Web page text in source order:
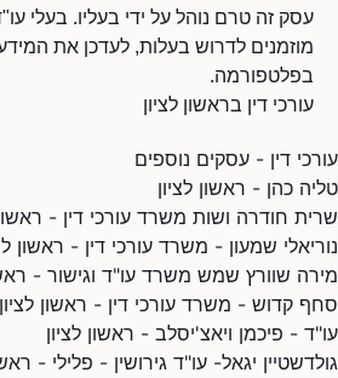
עסק זה טרם נוהל על ידי בעליו. בעלי
מוזמנים לדרוש בעלות, לעדכן את
בפלטפורמה.
עורכי דין בראשון לציון
עורכי דין - עסקים נוספים
טליה כהן - ראשון לציון
שרית חודרה ושות משרד עורכי דין - ראשון
נוריאלי שמעון - משרד עורכי דין - ראשון
מירה שוורץ שמש משרד עו"ד וגישור -
סחף קדוש - משרד עורכי דין - ראשון לציון
עו"ד - פיכמן ויאצ'יסלב - ראשון לציון
גולדשטיין יגאל- עו"ד גירושין - פלילי -